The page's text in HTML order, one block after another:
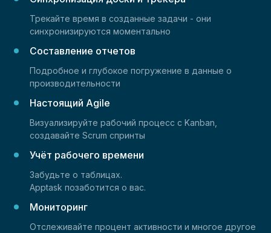
Трекайте время в созданные задачи - они
синхронизируются моментально
Составление отчетов
Подробное и глубокое погружение в данные о
производительности
Настоящий Agile
Визуализируйте рабочий процесс с Kanban,
создавайте Scrum спринты
Учёт рабочего времени
Забудьте о таблицах.
Apptask позаботится о вас.
Мониторинг
Отслеживайте процент активности и многое другое